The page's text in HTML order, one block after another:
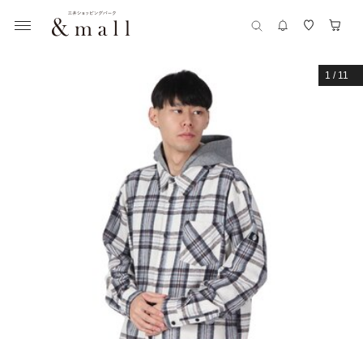
1 / 11